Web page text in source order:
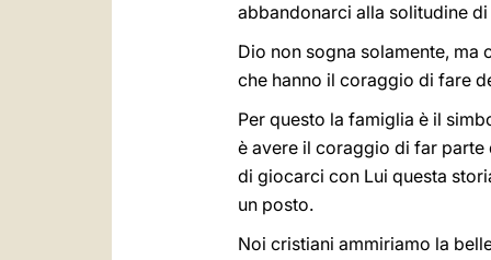
abbandonarci alla solitudine
Dio non sogna solamente, ma
che hanno il coraggio di fare
Per questo la famiglia è il
è avere il coraggio di far
di giocarci con Lui questa
un posto.
Noi cristiani ammiriamo la